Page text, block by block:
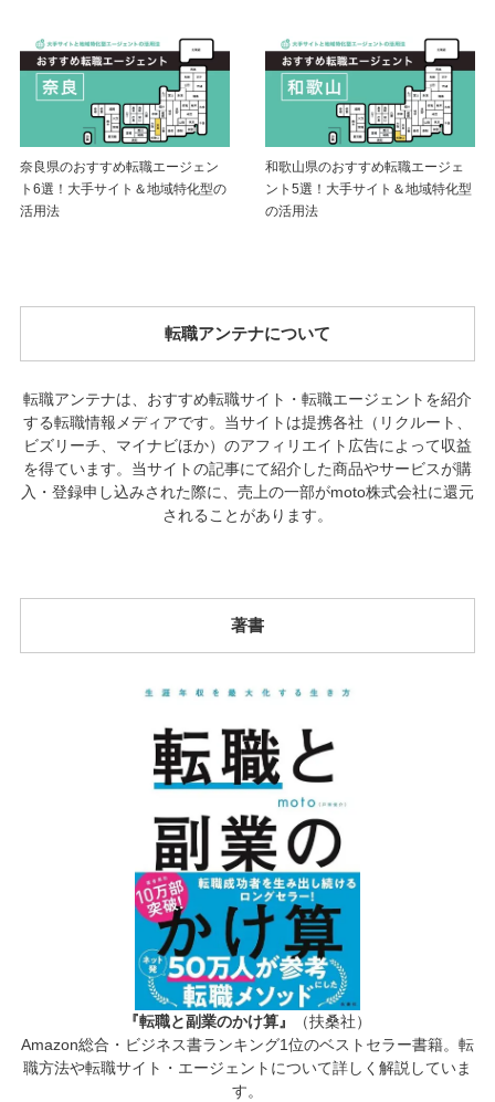
奈良県のおすすめ転職エージェン
ト6選！大手サイト＆地域特化型の
活用法
和歌山県のおすすめ転職エージェ
ント5選！大手サイト＆地域特化型
の活用法
転職アンテナについて
転職アンテナは、おすすめ転職サイト・転職エージェントを紹介
する転職情報メディアです。当サイトは提携各社（リクルート、
ビズリーチ、マイナビほか）のアフィリエイト広告によって収益
を得ています。当サイトの記事にて紹介した商品やサービスが購
入・登録申し込みされた際に、売上の一部がmoto株式会社に還元
されることがあります。
著書
『転職と副業のかけ算』
（扶桑社）
Amazon総合・ビジネス書ランキング1位のベストセラー書籍。転
職方法や転職サイト・エージェントについて詳しく解説していま
す。